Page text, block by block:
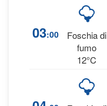
03:00
Foschia di
fumo
12°C